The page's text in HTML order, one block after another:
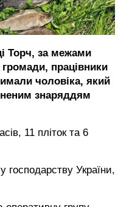
Торч, за межами
працівники
чоловіка, який
знаряддям
11 пліток та 6
господарству України,